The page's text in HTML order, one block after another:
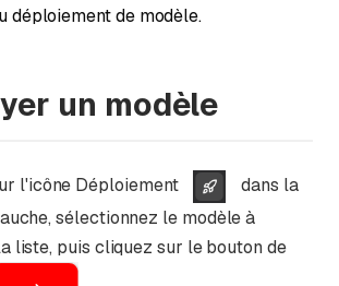
déploiement de modèle.
un modèle
l'icône Déploiement
dans la
sélectionnez le modèle à
liste, puis cliquez sur le bouton de